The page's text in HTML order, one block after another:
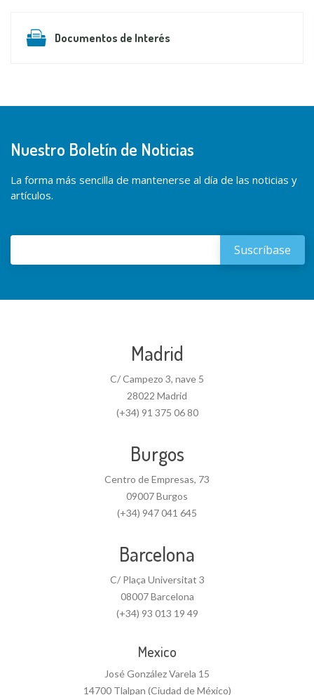
Documentos de Interés
Nuestro Boletín de Noticias
La forma más sencilla de mantenerse al día de las noticias y
artículos.
Madrid
C/ Campezo 3, nave 5
28022 Madrid
(+34) 91 375 06 80
Burgos
Centro de Empresas, 73
09007 Burgos
(+34) 947 041 645
Barcelona
C/ Plaça Universitat 3
08007 Barcelona
(+34) 93 013 19 49
Mexico
José González Varela 15
14700 Tlalpan (Ciudad de México)